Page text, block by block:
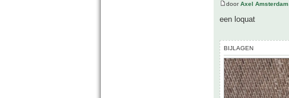
doorAxel Amsterdam
een loquat
BIJLAGEN